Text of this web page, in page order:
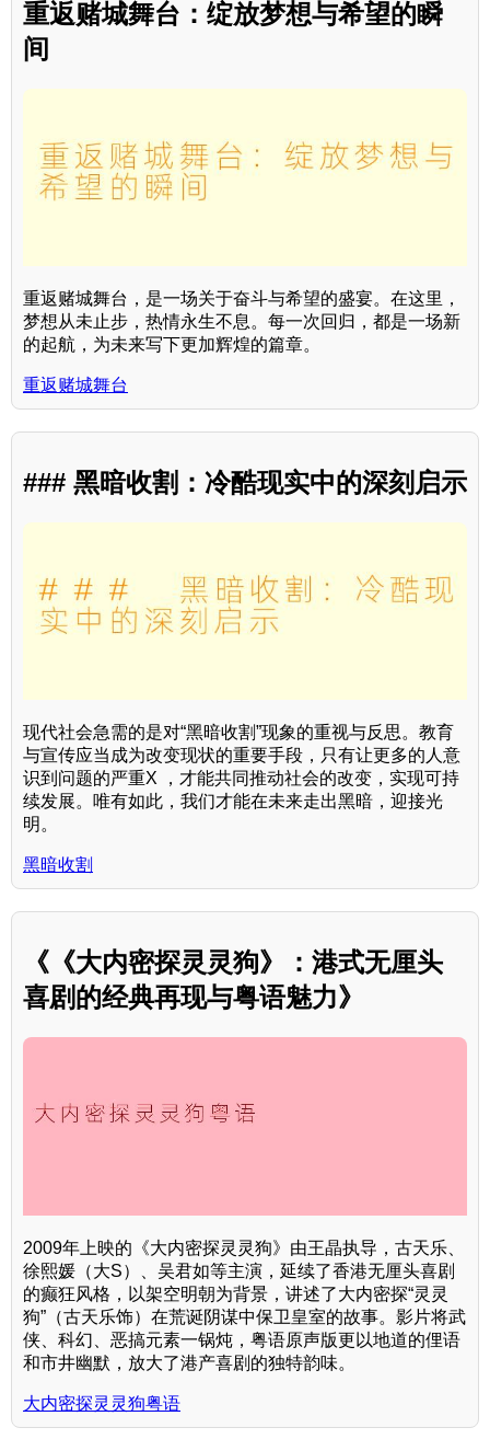
重返赌城舞台：绽放梦想与希望的瞬
间
重返赌城舞台，是一场关于奋斗与希望的盛宴。在这里，
梦想从未止步，热情永生不息。每一次回归，都是一场新
的起航，为未来写下更加辉煌的篇章。
重返赌城舞台
### 黑暗收割：冷酷现实中的深刻启示
现代社会急需的是对“黑暗收割”现象的重视与反思。教育
与宣传应当成为改变现状的重要手段，只有让更多的人意
识到问题的严重X ，才能共同推动社会的改变，实现可持
续发展。唯有如此，我们才能在未来走出黑暗，迎接光
明。
黑暗收割
《《大内密探灵灵狗》：港式无厘头
喜剧的经典再现与粤语魅力》
2009年上映的《大内密探灵灵狗》由王晶执导，古天乐、
徐熙媛（大S）、吴君如等主演，延续了香港无厘头喜剧
的癫狂风格，以架空明朝为背景，讲述了大内密探“灵灵
狗”（古天乐饰）在荒诞阴谋中保卫皇室的故事。影片将武
侠、科幻、恶搞元素一锅炖，粤语原声版更以地道的俚语
和市井幽默，放大了港产喜剧的独特韵味。
大内密探灵灵狗粤语